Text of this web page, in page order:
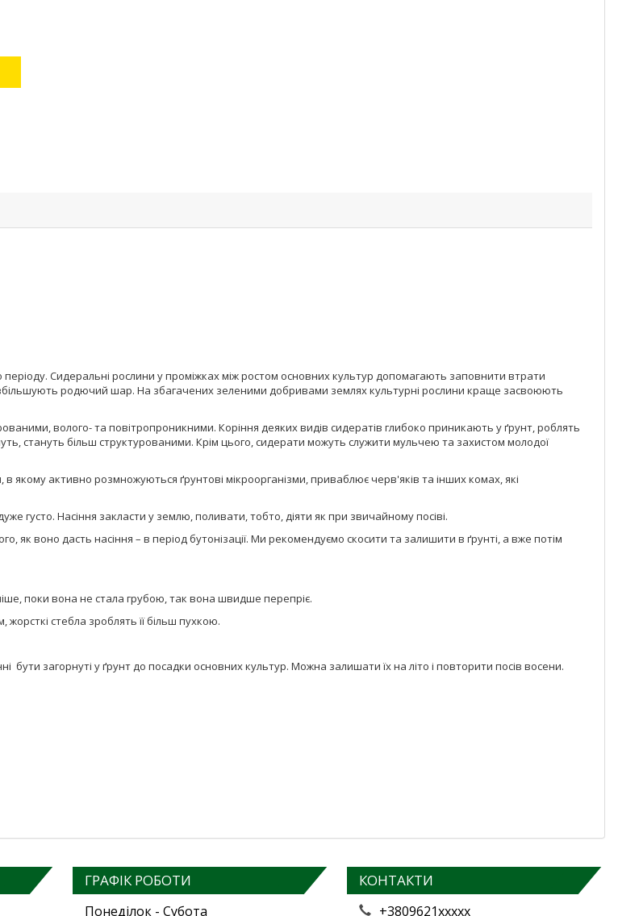
періоду. Сидеральні рослини у проміжках між ростом основних культур допомагають заповнити втрати
родючий шар. На збагачених зеленими добривами землях культурні рослини краще засвоюють
волого- та повітропроникними. Коріння деяких видів сидератів глибоко приникають у ґрунт, роблять
стануть більш структурованими. Крім цього, сидерати можуть служити мульчею та захистом молодої
активно розмножуються ґрунтові мікроорганізми, приваблює черв'яків та інших комах, які
густо. Насіння закласти у землю, поливати, тобто, діяти як при звичайному посіві.
воно дасть насіння – в період бутонізації. Ми рекомендуємо скосити та залишити в ґрунті, а вже потім
поки вона не стала грубою, так вона швидше перепріє.
стебла зроблять її більш пухкою.
бути загорнуті у ґрунт до посадки основних культур. Можна залишати їх на літо і повторити посів восени.
ГРАФІК РОБОТИ
Понеділок - Субота
КОНТАКТИ
+3809621xxxxx